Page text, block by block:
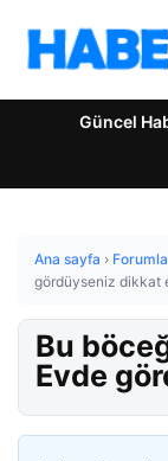
Güncel
Ana sayfa ›
gördüyseniz dikkat
Bu
Evde